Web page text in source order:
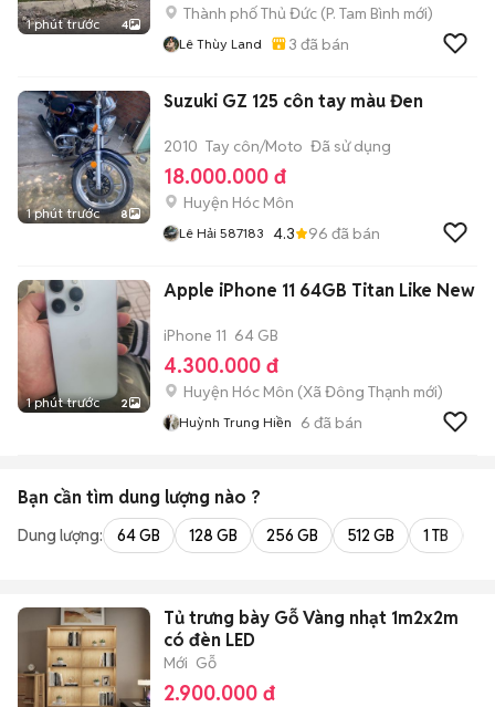
1 phút trước 4
Thành phố Thủ Đức (P. Tam Bình mới)
Lê Thùy Land 3 đã bán
1 phút trước 8
Suzuki GZ 125 côn tay màu Đen
2010 Tay côn/Moto Đã sử dụng
18.000.000 đ
Huyện Hóc Môn
Lê Hải 587183 4.3 96 đã bán
1 phút trước 2
Apple iPhone 11 64GB Titan Like New
iPhone 11 64 GB
4.300.000 đ
Huyện Hóc Môn (Xã Đông Thạnh mới)
Huỳnh Trung Hiền 6 đã bán
Bạn cần tìm dung lượng nào ?
Dung lượng: 64 GB 128 GB 256 GB 512 GB 1 TB
Tủ trưng bày Gỗ Vàng nhạt 1m2x2m
có đèn LED
Mới Gỗ
2.900.000 đ